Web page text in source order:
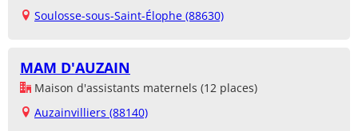
Soulosse-sous-Saint-Élophe (88630)
MAM D'AUZAIN
Maison d'assistants maternels (12 places)
Auzainvilliers (88140)